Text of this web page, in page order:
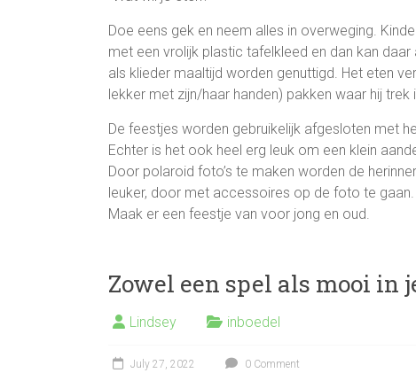
Doe eens gek en neem alles in overweging.
met een vrolijk plastic tafelkleed en dan kan
als klieder maaltijd worden genuttigd. Het eten
lekker met zijn/haar handen) pakken waar hij trek
De feestjes worden gebruikelijk afgesloten met
Echter is het ook heel erg leuk om een klein
Door polaroid foto’s te maken worden de
leuker, door met accessoires op de foto te
Maak er een feestje van voor jong en oud.
Zowel een spel als mooi in
Lindsey inboedel
July 27, 2022 0 Comment